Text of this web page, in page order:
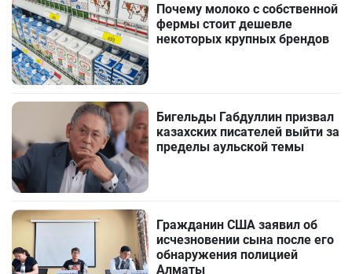
Почему молоко с собственной
фермы стоит дешевле
некоторых крупных брендов
Бигельды Габдуллин призвал
казахских писателей выйти за
пределы аульской темы
Гражданин США заявил об
исчезновении сына после его
обнаружения полицией
Алматы